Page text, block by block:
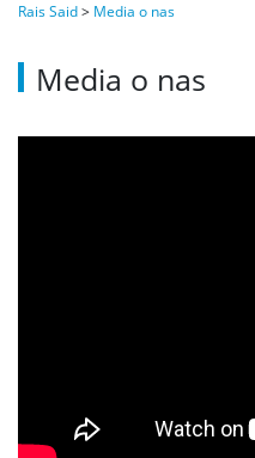
Rais Said> Media o nas
Media o nas